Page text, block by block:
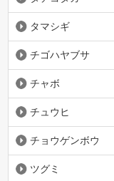
タマシギ
チゴハヤブサ
チャボ
チュウヒ
チョウゲンボウ
ツグミ